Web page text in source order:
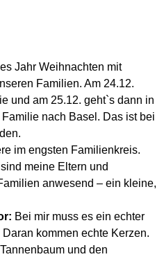
Jahr Weihnachten mit
Familien. Am 24.12.
und am 25.12. geht`s dann in
nach Basel. Das ist bei
im engsten Familienkreis.
meine Eltern und
anwesend – ein kleine,
Bei mir muss es ein echter
kommen echte Kerzen.
und den